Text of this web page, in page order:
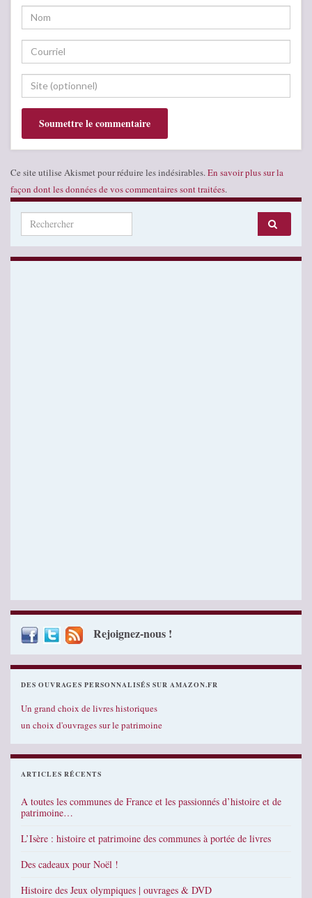
Ce site utilise Akismet pour réduire les indésirables. En savoir plus sur la
façon dont les données de vos commentaires sont traitées.
Search for:
Rejoignez-nous !
DES OUVRAGES PERSONNALISÉS SUR AMAZON.FR
Un grand choix de livres historiques
un choix d'ouvrages sur le patrimoine
ARTICLES RÉCENTS
A toutes les communes de France et les passionnés d’histoire et de
patrimoine…
L’Isère : histoire et patrimoine des communes à portée de livres
Des cadeaux pour Noël !
Histoire des Jeux olympiques | ouvrages & DVD